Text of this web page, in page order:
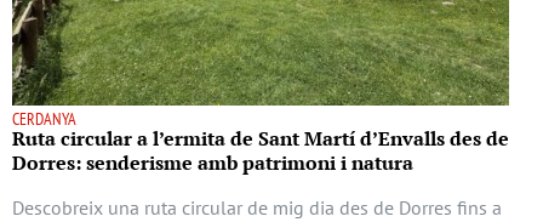
CERDANYA
Ruta circular a l’ermita de Sant Martí d’Envalls des de
Dorres: senderisme amb patrimoni i natura
Descobreix una ruta circular de mig dia des de Dorres fins a